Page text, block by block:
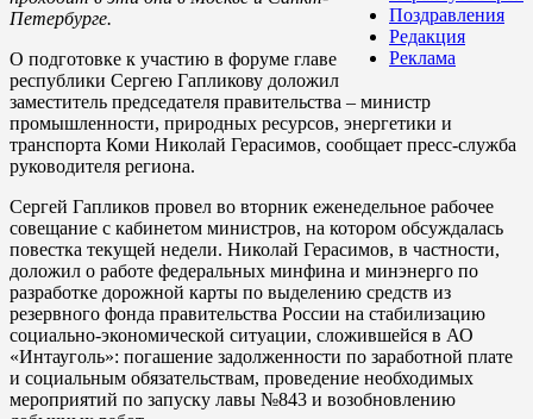
Поздравления
Редакция
Реклама
Петербурге.
О подготовке к участию в форуме главе
республики Сергею Гапликову доложил
заместитель председателя правительства – министр
промышленности, природных ресурсов, энергетики и
транспорта Коми Николай Герасимов, сообщает пресс-служба
руководителя региона.
Сергей Гапликов провел во вторник еженедельное рабочее
совещание с кабинетом министров, на котором обсуждалась
повестка текущей недели. Николай Герасимов, в частности,
доложил о работе федеральных минфина и минэнерго по
разработке дорожной карты по выделению средств из
резервного фонда правительства России на стабилизацию
социально-экономической ситуации, сложившейся в АО
«Интауголь»: погашение задолженности по заработной плате
и социальным обязательствам, проведение необходимых
мероприятий по запуску лавы №843 и возобновлению